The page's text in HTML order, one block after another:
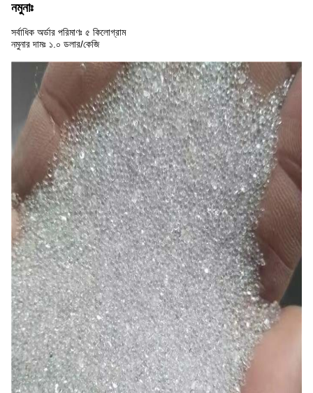
নমুনাঃ
সর্বাধিক অর্ডার পরিমাণঃ ৫ কিলোগ্রাম
নমুনার দামঃ ১.০ ডলার/কেজি